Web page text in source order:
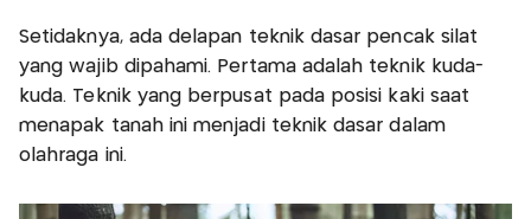
Setidaknya, ada delapan teknik dasar pencak silat
yang wajib dipahami. Pertama adalah teknik kuda-
kuda. Teknik yang berpusat pada posisi kaki saat
menapak tanah ini menjadi teknik dasar dalam
olahraga ini.